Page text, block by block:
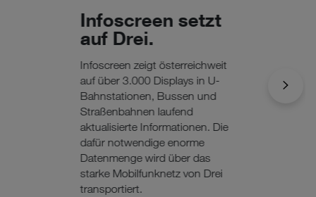
Infoscreen setzt
auf Drei.
Infoscreen zeigt österreichweit
auf über 3.000 Displays in U-
Bahnstationen, Bussen und
Straßenbahnen laufend
aktualisierte Informationen. Die
dafür notwendige enorme
Datenmenge wird über das
starke Mobilfunknetz von Drei
transportiert.
Sie nur jene Cookies im Einsatz, die zur Funktion dieser
Website unerlässlich sind.